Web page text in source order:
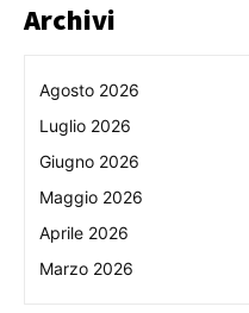
Archivi
Agosto 2026
Luglio 2026
Giugno 2026
Maggio 2026
Aprile 2026
Marzo 2026